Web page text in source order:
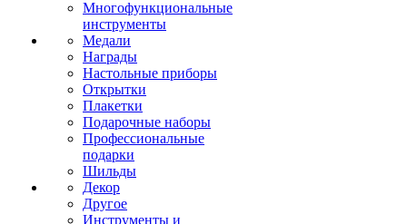
Многофункциональные
инструменты
Медали
Награды
Настольные приборы
Открытки
Плакетки
Подарочные наборы
Профессиональные
подарки
Шильды
Декор
Другое
Инструменты и